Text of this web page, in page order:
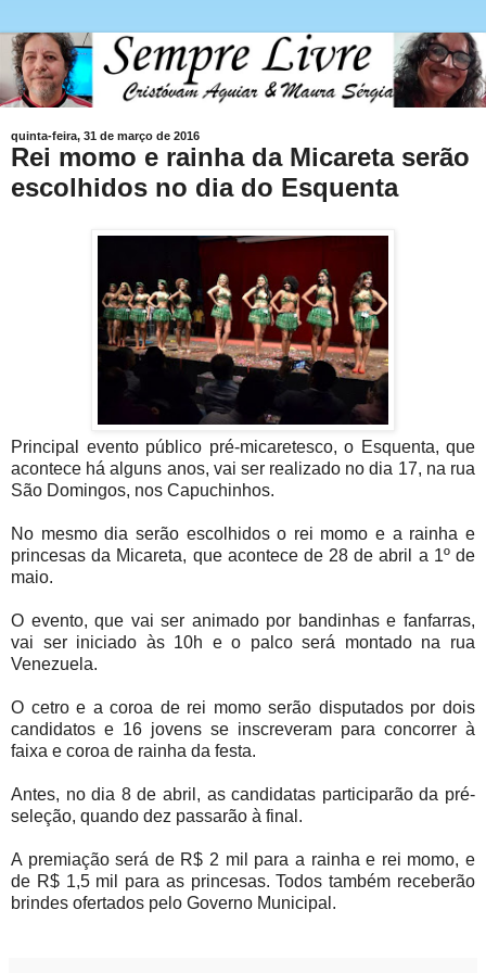
quinta-feira, 31 de março de 2016
Rei momo e rainha da Micareta serão
escolhidos no dia do Esquenta
Principal evento público pré-micaretesco, o Esquenta, que
acontece há alguns anos, vai ser realizado no dia 17, na rua
São Domingos, nos Capuchinhos.
No mesmo dia serão escolhidos o rei momo e a rainha e
princesas da Micareta, que acontece de 28 de abril a 1º de
maio.
O evento, que vai ser animado por bandinhas e fanfarras,
vai ser iniciado às 10h e o palco será montado na rua
Venezuela.
O cetro e a coroa de rei momo serão disputados por dois
candidatos e 16 jovens se inscreveram para concorrer à
faixa e coroa de rainha da festa.
Antes, no dia 8 de abril, as candidatas participarão da pré-
seleção, quando dez passarão à final.
A premiação será de R$ 2 mil para a rainha e rei momo, e
de R$ 1,5 mil para as princesas. Todos também receberão
brindes ofertados pelo Governo Municipal.